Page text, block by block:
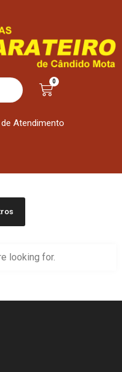
0
Atendimento
looking for.